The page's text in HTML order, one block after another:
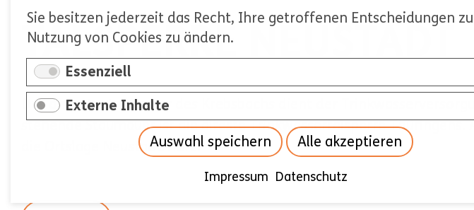
Sie besitzen jederzeit das Recht, Ihre getroffenen Entscheidungen
Nutzung von Cookies zu ändern.
Essenziell
Externe Inhalte
Auswahl speichern Alle akzeptieren
Impressum Datenschutz
TALSPERRE NEUSTADT
Das angestaute Wasser des Krebsbachs dient der
stehende Staumauer ist die älteste Trinkwassertalsperre
die Ortslage Neustadt/Harz.